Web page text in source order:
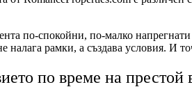
по-спокойни, по-малко
налага рамки, а създава условия. И
по време на престой